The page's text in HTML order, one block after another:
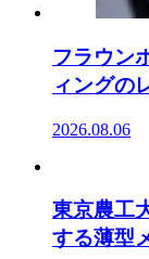
フラウン
ィングの
2026.08.06
東京農工
する薄型